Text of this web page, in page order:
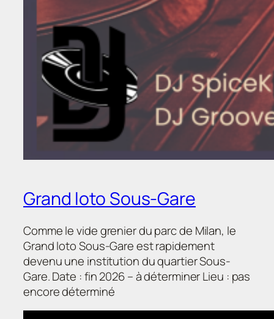
Grand loto Sous-Gare
Comme le vide grenier du parc de Milan, le
Grand loto Sous-Gare est rapidement
devenu une institution du quartier Sous-
Gare. Date : fin 2026 – à déterminer Lieu : pas
encore déterminé